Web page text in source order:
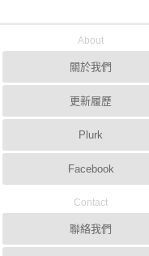
About
關於我們
更新履歷
Plurk
Facebook
Contact
聯絡我們